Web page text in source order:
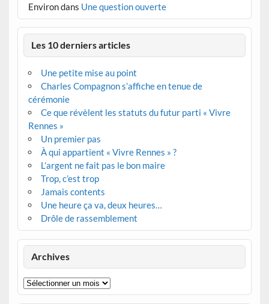
Environdans Une question ouverte
Les 10 derniers articles
Une petite mise au point
Charles Compagnon s’affiche en tenue de
cérémonie
Ce que révèlent les statuts du futur parti « Vivre
Rennes »
Un premier pas
À qui appartient « Vivre Rennes » ?
L’argent ne fait pas le bon maire
Trop, c’est trop
Jamais contents
Une heure ça va, deux heures…
Drôle de rassemblement
Archives
Archives